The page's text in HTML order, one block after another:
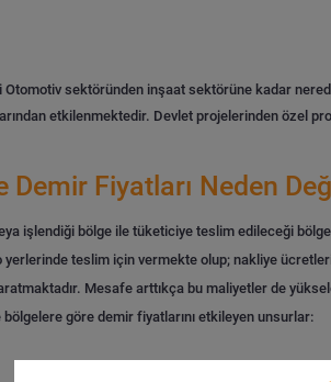
Otomotiv sektöründen inşaat sektörüne kadar
etkilenmektedir. Devlet projelerinden özel
Demir Fiyatları Neden
işlendiği bölge ile tüketiciye teslim edileceği
yerlerinde teslim için vermekte olup; nakliye
Mesafe arttıkça bu maliyetler de
göre demir fiyatlarını etkileyen unsurlar: